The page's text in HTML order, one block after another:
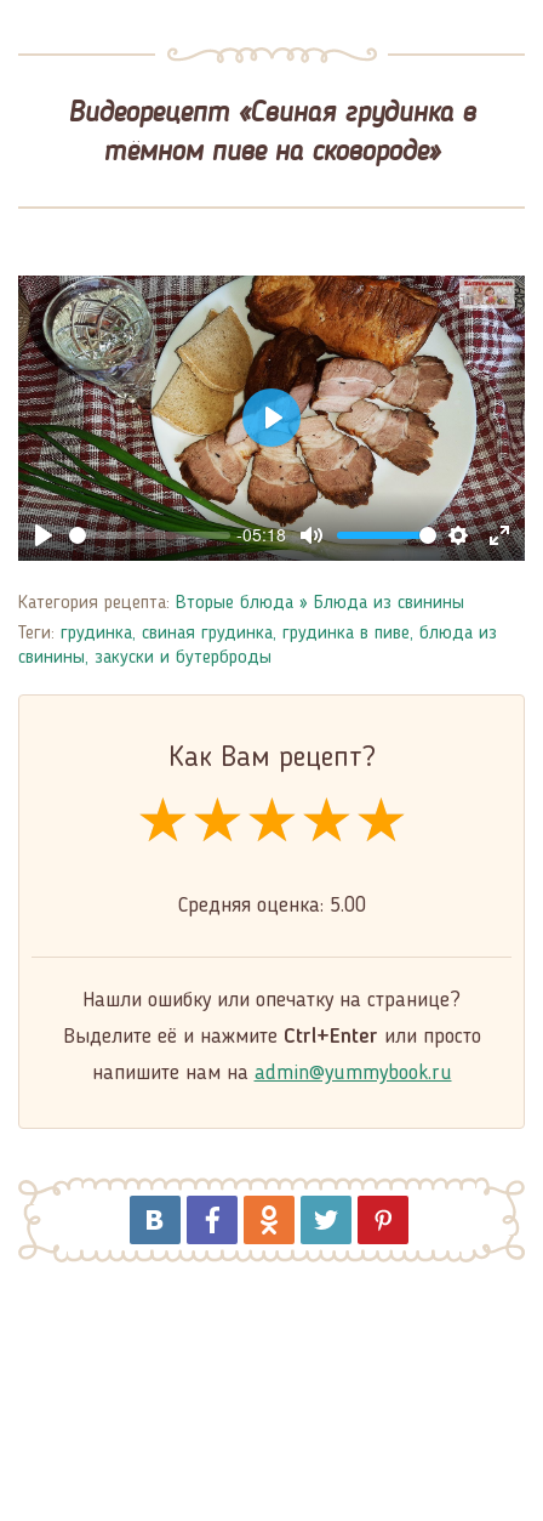
Видеорецепт «Свиная грудинка в
тёмном пиве на сковороде»
Play
-05:18
Mute
Settings
Enter
Play
Категория рецепта: Вторые блюда » Блюда из свинины
Теги: грудинка, свиная грудинка, грудинка в пиве, блюда из
свинины, закуски и бутерброды
Как Вам рецепт?
★★★★★
★★★★★
★★★★★
Средняя оценка: 5.00
Нашли ошибку или опечатку на странице?
Выделите её и нажмите Ctrl+Enter или просто
напишите нам на admin@yummybook.ru